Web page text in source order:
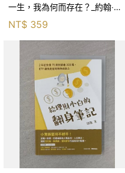
一生，我為何而存在？_約翰‧史
崔勒基, Elsa
NT$ 359